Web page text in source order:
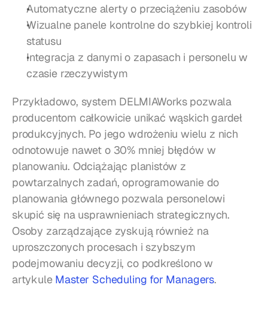
Automatyczne alerty o przeciążeniu zasobów
Wizualne panele kontrolne do szybkiej kontroli
statusu
Integracja z danymi o zapasach i personelu w
czasie rzeczywistym
Przykładowo, system DELMIAWorks pozwala
producentom całkowicie unikać wąskich gardeł
produkcyjnych. Po jego wdrożeniu wielu z nich
odnotowuje nawet o 30% mniej błędów w
planowaniu. Odciążając planistów z
powtarzalnych zadań, oprogramowanie do
planowania głównego pozwala personelowi
skupić się na usprawnieniach strategicznych.
Osoby zarządzające zyskują również na
uproszczonych procesach i szybszym
podejmowaniu decyzji, co podkreślono w
artykule Master Scheduling for Managers.